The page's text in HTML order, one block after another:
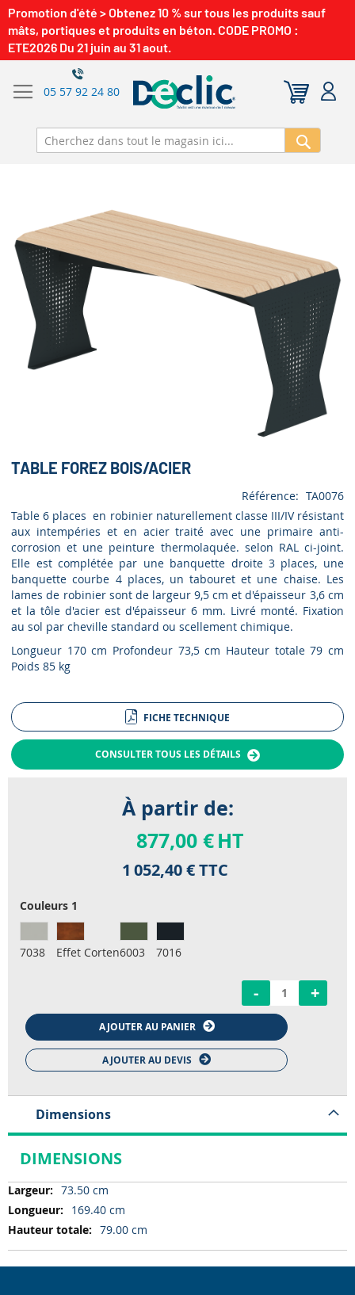
Promotion d'été > Obtenez 10 % sur tous les produits sauf
mâts, portiques et produits en béton. CODE PROMO :
ETE2026 Du 21 juin au 31 aout.
05 57 92 24 80
TABLE FOREZ BOIS/ACIER
Référence
TA0076
Table 6 places en robinier naturellement classe III/IV résistant
aux intempéries et en acier traité avec une primaire anti-
corrosion et une peinture thermolaquée. selon RAL ci-joint.
Elle est complétée par une banquette droite 3 places, une
banquette courbe 4 places, un tabouret et une chaise. Les
lames de robinier sont de largeur 9,5 cm et d'épaisseur 3,6 cm
et la tôle d'acier est d'épaisseur 6 mm. Livré monté. Fixation
au sol par cheville standard ou scellement chimique.
Longueur 170 cm Profondeur 73,5 cm Hauteur totale 79 cm
Poids 85 kg
FICHE TECHNIQUE
CONSULTER TOUS LES DÉTAILS
À partir de:
877,00 €HT
1 052,40 € TTC
Couleurs 1
7038 Effet Corten6003 7016
- +
AJOUTER AU PANIER
AJOUTER AU DEVIS
Dimensions
DIMENSIONS
Dimensions73.50 cm
169.40 cm
79.00 cm